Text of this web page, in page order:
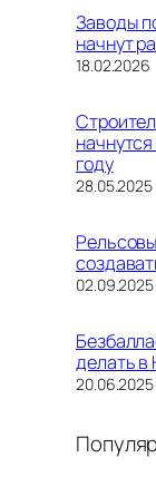
Заводы
начнут
Дата
18.02.2026
году
Дата
28.05.2025
Дата
02.09.2025
делать в
Дата
20.06.2025